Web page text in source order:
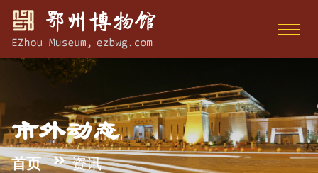
市外动态
首页 资讯